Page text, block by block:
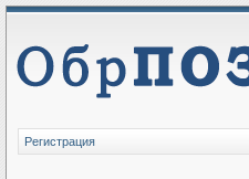
Регистрация